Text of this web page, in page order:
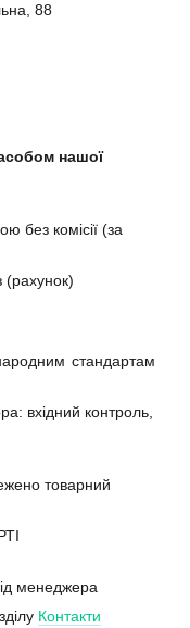
88
нашої
без комісії (за
(рахунок)
стандартам
вхідний контроль,
товарний
менеджера
Контакти